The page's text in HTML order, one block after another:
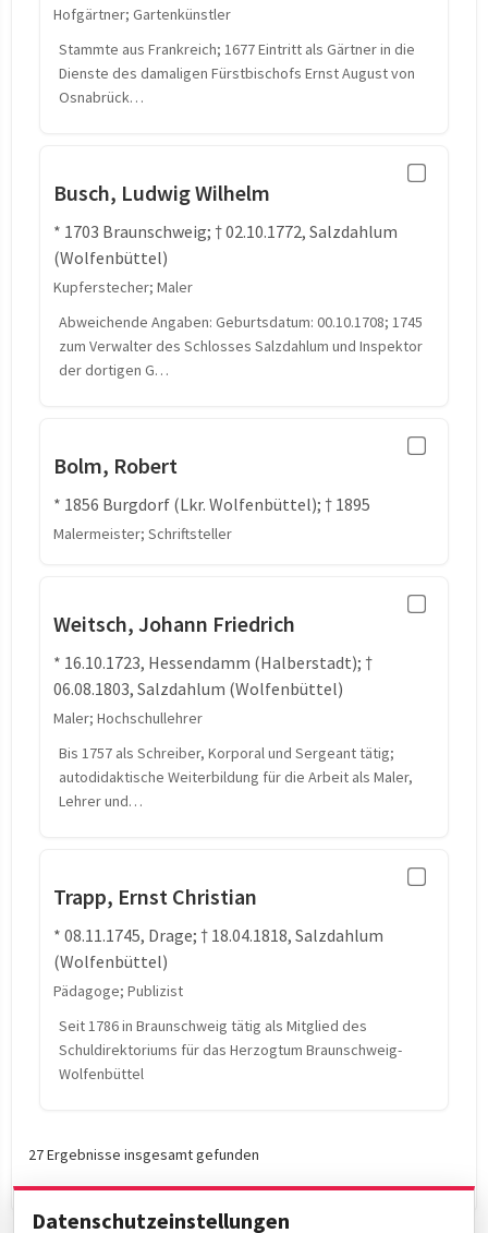
Hofgärtner; Gartenkünstler
Stammte aus Frankreich; 1677 Eintritt als Gärtner in die
Dienste des damaligen Fürstbischofs Ernst August von
Osnabrück…
Busch, Ludwig Wilhelm
* 1703 Braunschweig; † 02.10.1772, Salzdahlum
(Wolfenbüttel)
Kupferstecher; Maler
Abweichende Angaben: Geburtsdatum: 00.10.1708; 1745
zum Verwalter des Schlosses Salzdahlum und Inspektor
der dortigen G…
Bolm, Robert
* 1856 Burgdorf (Lkr. Wolfenbüttel); † 1895
Malermeister; Schriftsteller
Weitsch, Johann Friedrich
* 16.10.1723, Hessendamm (Halberstadt); †
06.08.1803, Salzdahlum (Wolfenbüttel)
Maler; Hochschullehrer
Bis 1757 als Schreiber, Korporal und Sergeant tätig;
autodidaktische Weiterbildung für die Arbeit als Maler,
Lehrer und…
Trapp, Ernst Christian
* 08.11.1745, Drage; † 18.04.1818, Salzdahlum
(Wolfenbüttel)
Pädagoge; Publizist
Seit 1786 in Braunschweig tätig als Mitglied des
Schuldirektoriums für das Herzogtum Braunschweig-
Wolfenbüttel
27 Ergebnisse insgesamt gefunden
Datenschutzeinstellungen